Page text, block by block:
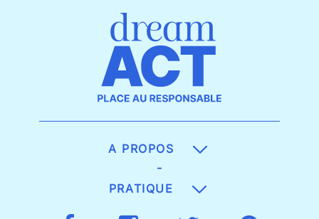
A PROPOS
-
PRATIQUE